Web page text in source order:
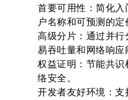
首要可用性：简化
户名称和可预测的定
高级分片：通过并
易吞吐量和网络响应
权益证明：节能共
络安全。
开发者友好环境：